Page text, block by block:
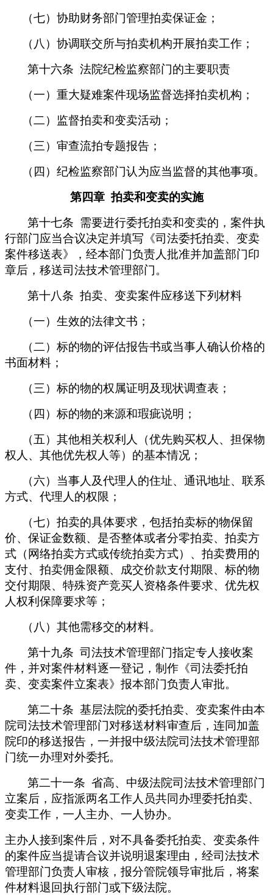
（七）协助财务部门管理拍卖保证金；
（八）协调联交所与拍卖机构开展拍卖工作；
第十六条 法院纪检监察部门的主要职责
（一）重大疑难案件现场监督选择拍卖机构；
（二）监督拍卖和变卖活动；
（三）审查流拍专题报告；
（四）纪检监察部门认为应当监督的其他事项。
第四章 拍卖和变卖的实施
第十七条 需要进行委托拍卖和变卖的，案件执
行部门应当合议决定并填写《司法委托拍卖、变卖
案件移送表》，经本部门负责人批准并加盖部门印
章后，移送司法技术管理部门。
第十八条 拍卖、变卖案件应移送下列材料
（一）生效的法律文书；
（二）标的物的评估报告书或当事人确认价格的
书面材料；
（三）标的物的权属证明及现状调查表；
（四）标的物的来源和瑕疵说明；
（五）其他相关权利人（优先购买权人、担保物
权人、其他优先权人等）的基本情况；
（六）当事人及代理人的住址、通讯地址、联系
方式、代理人的权限；
（七）拍卖的具体要求，包括拍卖标的物保留
价、保证金数额、是否整体或者分零拍卖、拍卖方
式（网络拍卖方式或传统拍卖方式）、拍卖费用的
支付、拍卖佣金限额、成交价款支付期限、标的物
交付期限、特殊资产竞买人资格条件要求、优先权
人权利保障要求等；
（八）其他需移交的材料。
第十九条 司法技术管理部门指定专人接收案
件，并对案件材料逐一登记，制作《司法委托拍
卖、变卖案件立案表》报本部门负责人审批。
第二十条 基层法院的委托拍卖、变卖案件由本
院司法技术管理部门对移送材料审查后，连同加盖
院印的移送报告，一并报中级法院司法技术管理部
门统一办理对外委托。
第二十一条 省高、中级法院司法技术管理部门
立案后，应指派两名工作人员共同办理委托拍卖、
变卖工作，一人主办、一人协办。
主办人接到案件后，对不具备委托拍卖、变卖条件
的案件应当提请合议并说明退案理由，经司法技术
管理部门负责人审核，报分管院领导审批后，将案
件材料退回执行部门或下级法院。